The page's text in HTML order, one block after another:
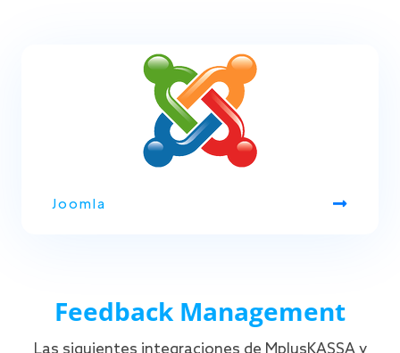
Joomla
Feedback Management